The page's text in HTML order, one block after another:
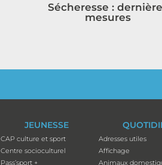
Sécheresse :
mesures
JEUNESSE
CAP culture et sport
Centre socioculturel
Pass’sport +
Adresses utiles
Affichage
Animaux